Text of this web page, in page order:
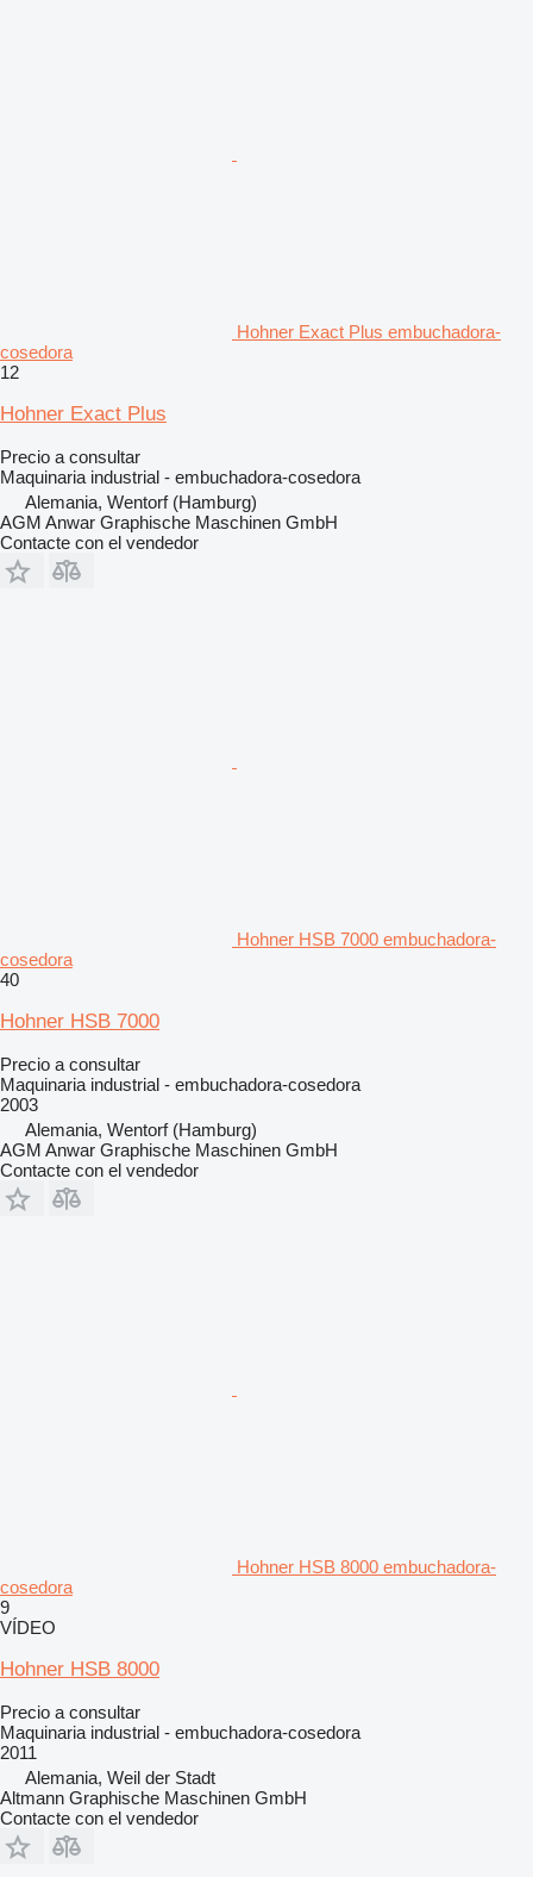
Hohner Exact Plus embuchadora-
cosedora
12
Hohner Exact Plus
Precio a consultar
Maquinaria industrial - embuchadora-cosedora
Alemania, Wentorf (Hamburg)
AGM Anwar Graphische Maschinen GmbH
Contacte con el vendedor
Hohner HSB 7000 embuchadora-
cosedora
40
Hohner HSB 7000
Precio a consultar
Maquinaria industrial - embuchadora-cosedora
2003
Alemania, Wentorf (Hamburg)
AGM Anwar Graphische Maschinen GmbH
Contacte con el vendedor
Hohner HSB 8000 embuchadora-
cosedora
9
VÍDEO
Hohner HSB 8000
Precio a consultar
Maquinaria industrial - embuchadora-cosedora
2011
Alemania, Weil der Stadt
Altmann Graphische Maschinen GmbH
Contacte con el vendedor